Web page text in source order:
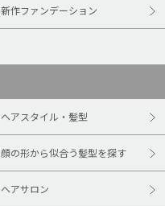
新作ファンデーション
ヘアスタイル・髪型
顔の形から似合う髪型を探す
ヘアサロン